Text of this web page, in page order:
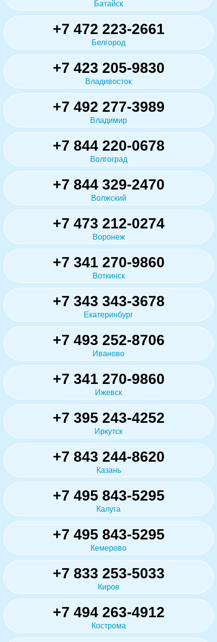
Батайск
+7 472 223-2661
Белгород
+7 423 205-9830
Владивосток
+7 492 277-3989
Владимир
+7 844 220-0678
Волгоград
+7 844 329-2470
Волжский
+7 473 212-0274
Воронеж
+7 341 270-9860
Воткинск
+7 343 343-3678
Екатеринбург
+7 493 252-8706
Иваново
+7 341 270-9860
Ижевск
+7 395 243-4252
Иркутск
+7 843 244-8620
Казань
+7 495 843-5295
Калуга
+7 495 843-5295
Кемерово
+7 833 253-5033
Киров
+7 494 263-4912
Кострома